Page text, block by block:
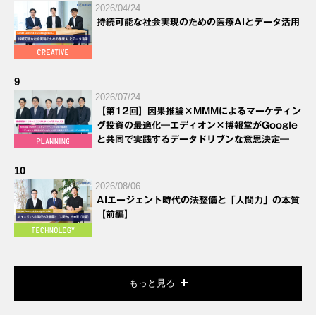
2026/04/24
持続可能な社会実現のための医療AIとデータ活用
9
2026/07/24
【第12回】因果推論×MMMによるマーケティン
グ投資の最適化―エディオン×博報堂がGoogle
と共同で実践するデータドリブンな意思決定―
10
2026/08/06
AIエージェント時代の法整備と「人間力」の本質
【前編】
もっと見る